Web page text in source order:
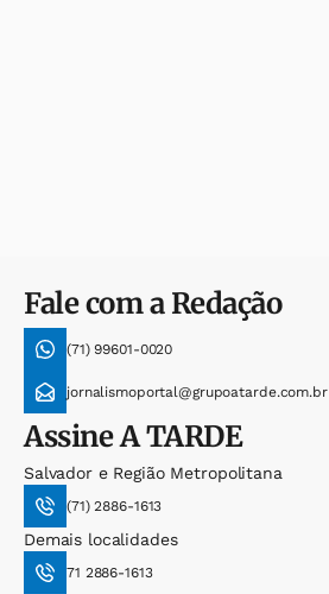
Fale com a Redação
(71) 99601-0020
jornalismoportal@grupoatarde.com.br
AssineA TARDE
Salvador e Região Metropolitana
(71) 2886-1613
Demais localidades
71 2886-1613